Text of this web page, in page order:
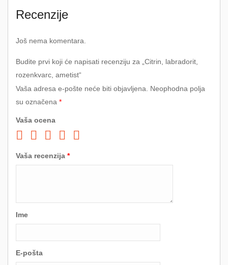
Recenzije
Još nema komentara.
Budite prvi koji će napisati recenziju za „Citrin, labradorit,
rozenkvarc, ametist“
Vaša adresa e-pošte neće biti objavljena.
Neophodna polja
su označena *
Vaša ocena
Vaša recenzija *
Ime
E-pošta